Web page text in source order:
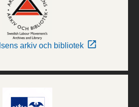
arkiv och bibliotek